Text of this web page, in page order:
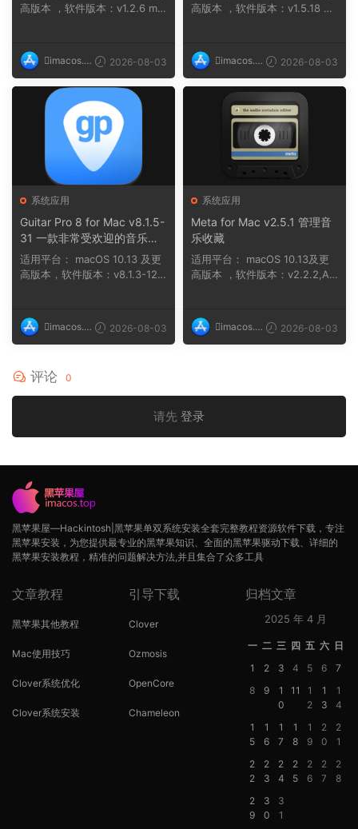
高版本 ，软件版本：v1.2.6 ma
imacos.t
op
2026-08-03
高版本 ，软件版本：v1.5.18 na
imacos.t
op
2026-08-03
系统应用
Guitar Pro 8 for Mac v8.1.5-
31 一款非常受欢迎的音乐制
作软件
适用平台： macOS 10.13 及更
高版本，软件版本：v8.1.3-121
imacos.t
op
2026-08-03
系统应用
Meta for Mac v2.5.1 管理音
乐收藏
适用平台： macOS 10.13及更
高版本 ，软件版本：v2.2.2,AR
imacos.t
op
2026-08-03
评论 0
请先 登录
黑苹果屋—Hackintosh|黑苹果单双系统安装全套完整教程资源软件下载，专注
黑苹果安装，为您提供最专业的黑苹果知识、全面的黑苹果驱动下载、详细的
黑苹果安装教程，精准的问题解决方法,并且集合了众多工具
文章教程
黑苹果其他教程
Mac使用技巧
Clover系统优化
Clover系统安装
引导下载
Clover
Ozmosis
OpenCore
Chameleon
归档文章
2025 年 4 月
一 二 三 四 五 六 日
1
2 3 4 5 6
7
8
9
1
0
11
1
2
1
3
1
4
1
5
1
6
1
7
1
8
1
9
2
0
2
1
2
2
2
3
2
4
2
5
2
6
2
7
2
8
2
9
3
0
3
1